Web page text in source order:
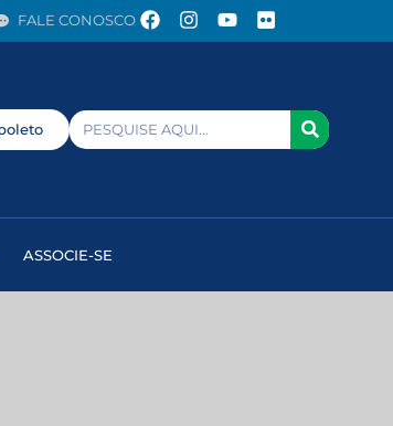
FALE CONOSCO
ASSOCIE-SE